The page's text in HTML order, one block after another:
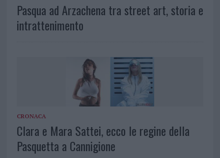
Pasqua ad Arzachena tra street art, storia e
intrattenimento
CRONACA
Clara e Mara Sattei, ecco le regine della
Pasquetta a Cannigione